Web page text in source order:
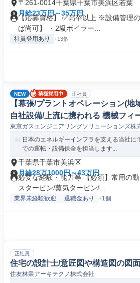
〒261-0014千葉県千葉市美浜区若葉
月給23万円～35万円
【応募資格】 ✅高卒以上 ※設備管理
ば尚可】 ・2級ボイラー...
社員登用あり +13個
NEW 正社員
【幕張/プラントオペレーション(地
自社設備/上流に携われる 機械フィ
ジニア
東京ガスエンジニアリングソリューションズ株
日本のエネルギーインフラを支える当社に
での運転・設備保全を担当します...
千葉県千葉市美浜区
月給28万1000円～43万円
必要な経験・能力等 【必須】常用の
スタービン/蒸気タービン/...
業界未経験歓迎 退職金あり +1個
正社員
住宅の設計士/意匠図や構造図の図
住友林業アーキテクノ株式会社